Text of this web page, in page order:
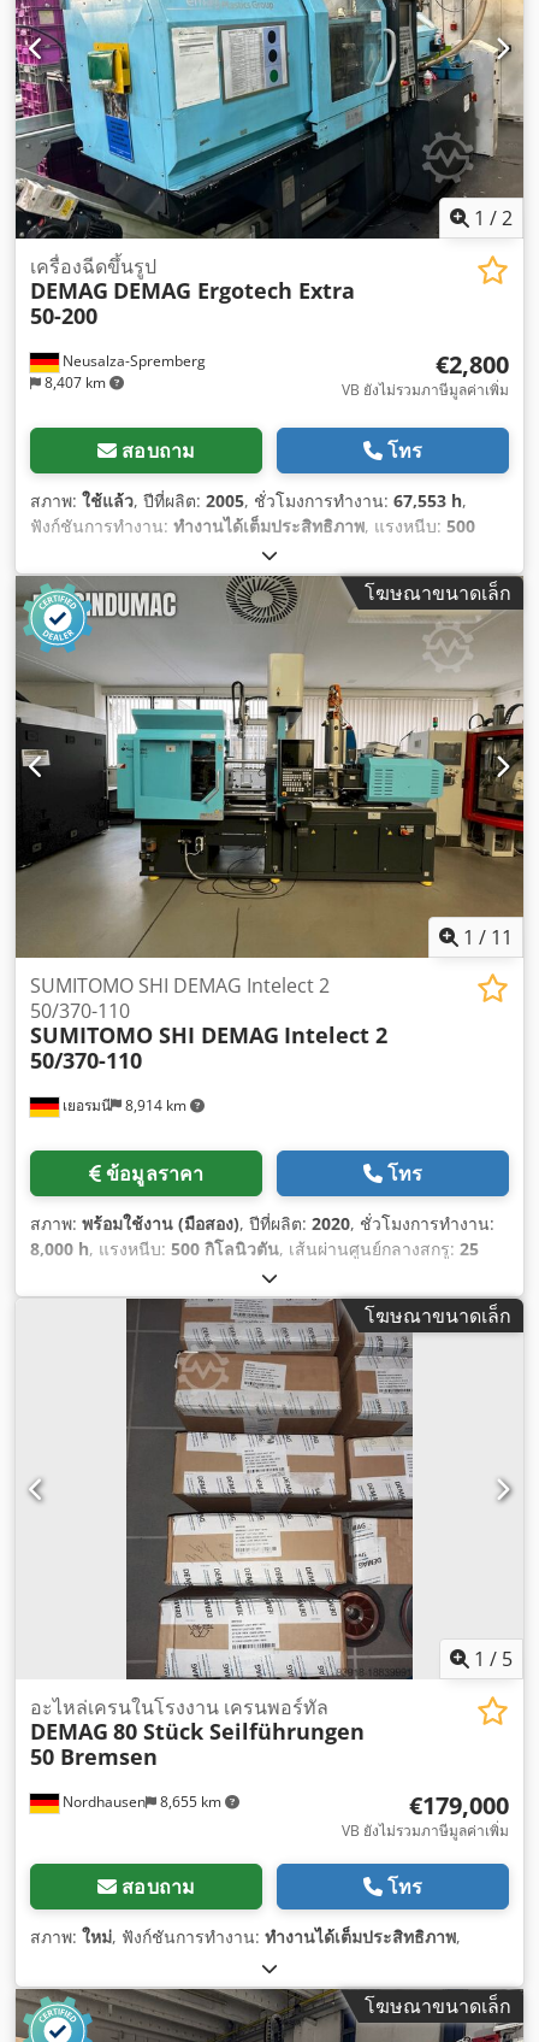
1 /2
Neusalza-Spremberg
8,407 km
เครื่องฉีดขึ้นรูป
DEMAG DEMAG Ergotech Extra
50-200
€2,800
VB ยังไม่รวมภาษีมูลค่าเพิ่ม
สอบถาม โทร
สภาพ: ใช้แล้ว, ปีที่ผลิต: 2005, ชั่วโมงการทำงาน: 67,553 h,
ฟังก์ชันการทำงาน: ทำงานได้เต็มประสิทธิภาพ, แรงหนีบ: 500
, เส้นผ่านศูนย์กลางสกรู:
355 มม, ปริมาตรกระบอกสูบ:106 ซม.³, น้ำหนักฉีด:96 g, ความ
สูงของแม่พิมพ์ (ต่ำสุด):
210 มม, จังหวะการเปิด:400 มม, ความ
กว้างแผ่น:
, ความสูงของแผ่น: 480 มม, ความสูงในการติด
ตั้ง:400 มม , ความจุการให้ความร้อน:8.3 กิโลวัตต์ (11.28
แรงม้า), กำลัง:11 กิโลวัตต์ (14.96 แรงม้า)
โฆษณาขนาดเล็ก
1 / 11
เยอรมนี 8,914 km
SUMITOMO SHI DEMAG Intelect 2
50/370-110
SUMITOMO SHI DEMAG Intelect 2
50/370-110
ข้อมูลราคา โทร
สภาพ: พร้อมใช้งาน (มือสอง), ปีที่ผลิต: 2020, ชั่วโมงการทำงาน:
8,000 h, แรงหนีบ: 500 กิโลนิวตัน, เส้นผ่านศูนย์กลางสกรู: 25
, ความสูงรวม:
กก.,
โฆษณาขนาดเล็ก
1 / 5
Nordhausen 8,655 km
อะไหล่เครนในโรงงาน เครนพอร์ทัล
DEMAG 80 Stück Seilführungen
50 Bremsen
€179,000
VB ยังไม่รวมภาษีมูลค่าเพิ่ม
สอบถาม โทร
สภาพ: ใหม่, ฟังก์ชันการทำงาน: ทำงานได้เต็มประสิทธิภาพ,
โฆษณาขนาดเล็ก